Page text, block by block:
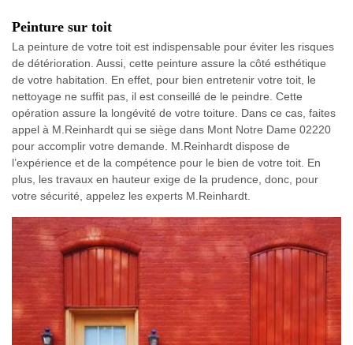
Peinture sur toit
La peinture de votre toit est indispensable pour éviter les risques
de détérioration. Aussi, cette peinture assure la côté esthétique
de votre habitation. En effet, pour bien entretenir votre toit, le
nettoyage ne suffit pas, il est conseillé de le peindre. Cette
opération assure la longévité de votre toiture. Dans ce cas, faites
appel à M.Reinhardt qui se siège dans Mont Notre Dame 02220
pour accomplir votre demande. M.Reinhardt dispose de
l’expérience et de la compétence pour le bien de votre toit. En
plus, les travaux en hauteur exige de la prudence, donc, pour
votre sécurité, appelez les experts M.Reinhardt.